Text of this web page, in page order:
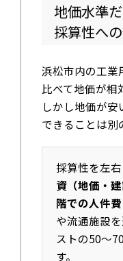
地価水準
採算性へ
浜松市内の工業
比べて地価が相
しかし地価が
できることは別
採算性を左右
資（地価・
階での人件
や流通施設
ストの50〜
す。